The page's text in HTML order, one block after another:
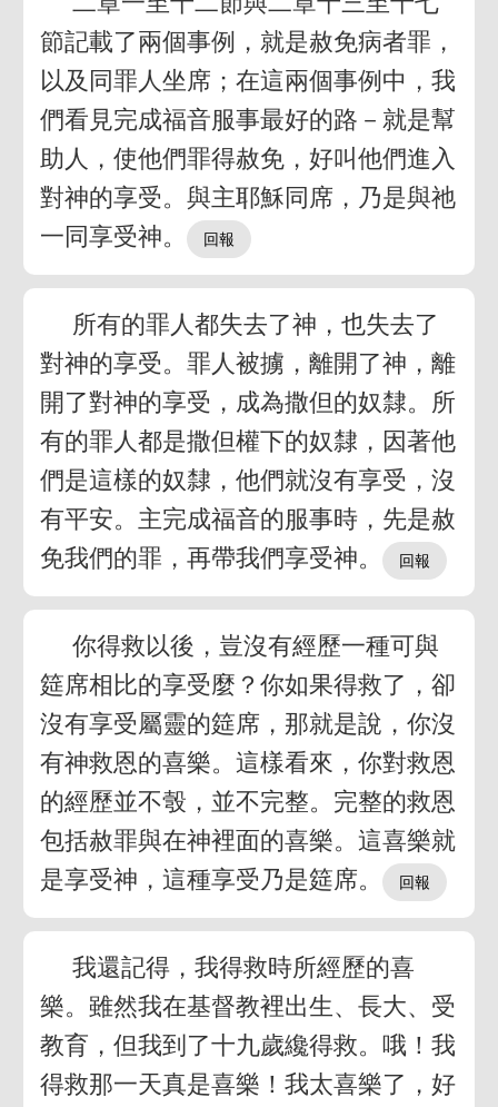
節記載了兩個事例，就是赦免病者罪，
以及同罪人坐席；在這兩個事例中，我
們看見完成福音服事最好的路－就是幫
助人，使他們罪得赦免，好叫他們進入
對神的享受。與主耶穌同席，乃是與祂
一同享受神。
所有的罪人都失去了神，也失去了
對神的享受。罪人被擄，離開了神，離
開了對神的享受，成為撒但的奴隸。所
有的罪人都是撒但權下的奴隸，因著他
們是這樣的奴隸，他們就沒有享受，沒
有平安。主完成福音的服事時，先是赦
免我們的罪，再帶我們享受神。
你得救以後，豈沒有經歷一種可與
筵席相比的享受麼？你如果得救了，卻
沒有享受屬靈的筵席，那就是說，你沒
有神救恩的喜樂。這樣看來，你對救恩
的經歷並不彀，並不完整。完整的救恩
包括赦罪與在神裡面的喜樂。這喜樂就
是享受神，這種享受乃是筵席。
我還記得，我得救時所經歷的喜
樂。雖然我在基督教裡出生、長大、受
教育，但我到了十九歲纔得救。哦！我
得救那一天真是喜樂！我太喜樂了，好